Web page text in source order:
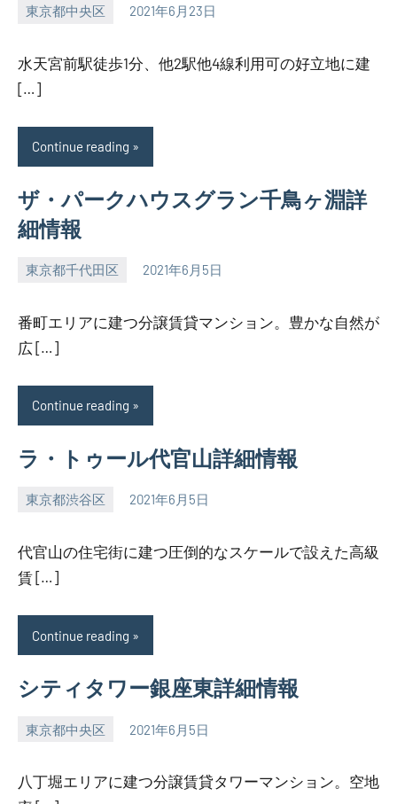
東京都中央区 2021年6月23日
SEZIMO
水天宮前駅徒歩1分、他2駅他4線利用可の好立地に建
[…]
Continue reading
ザ・パークハウスグラン千鳥ヶ淵詳
細情報
東京都千代田区 2021年6月5日
SEZIMO
番町エリアに建つ分譲賃貸マンション。豊かな自然が
広 […]
Continue reading
ラ・トゥール代官山詳細情報
東京都渋谷区 2021年6月5日
SEZIMO
代官山の住宅街に建つ圧倒的なスケールで設えた高級
賃 […]
Continue reading
シティタワー銀座東詳細情報
東京都中央区 2021年6月5日
SEZIMO
八丁堀エリアに建つ分譲賃貸タワーマンション。空地